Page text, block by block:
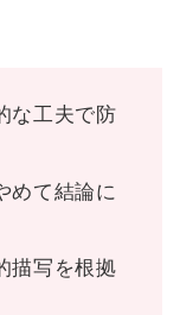
な工夫で防
めて結論に
描写を根拠